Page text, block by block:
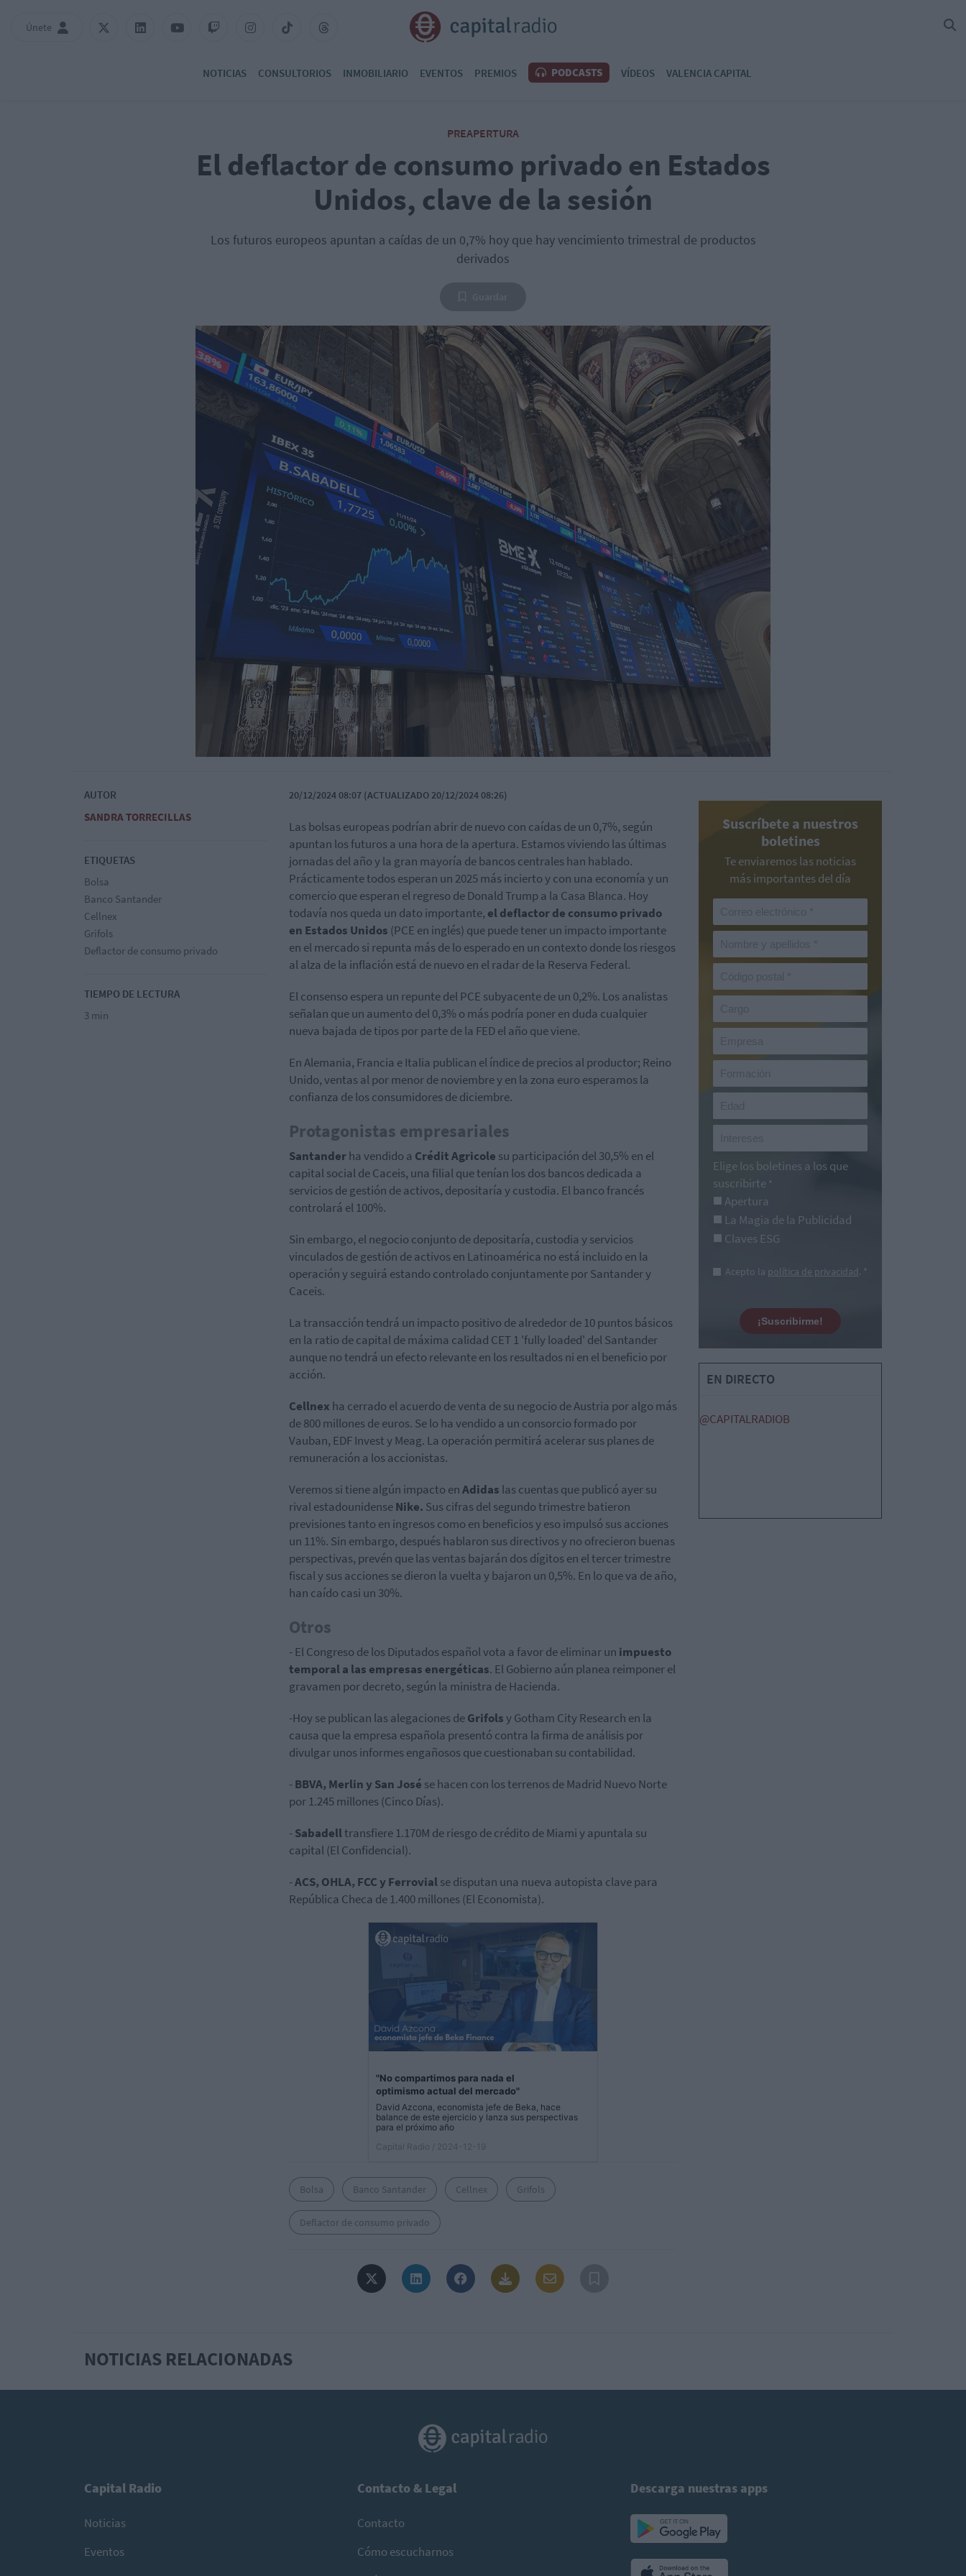
Únete
NOTICIAS CONSULTORIOS INMOBILIARIO EVENTOS PREMIOS PODCASTS VÍDEOS VALENCIA CAPITAL
PREAPERTURA
El deflactor de consumo privado en Estados
Unidos, clave de la sesión
Los futuros europeos apuntan a caídas de un 0,7% hoy que hay vencimiento trimestral de productos
derivados
AUTOR
SANDRA TORRECILLAS
ETIQUETAS
Bolsa
Banco Santander
Cellnex
Grifols
Deflactor de consumo privado
TIEMPO DE LECTURA
3 min
20/12/2024 08:07 (ACTUALIZADO 20/12/2024 08:26)
Las bolsas europeas podrían abrir de nuevo con caídas de un 0,7%, según
apuntan los futuros a una hora de la apertura. Estamos viviendo las últimas
jornadas del año y la gran mayoría de bancos centrales han hablado.
Prácticamente todos esperan un 2025 más incierto y con una economía y un
comercio que esperan el regreso de Donald Trump a la Casa Blanca. Hoy
todavía nos queda un dato importante, el deflactor de consumo privado
en Estados Unidos (PCE en inglés) que puede tener un impacto importante
en el mercado si repunta más de lo esperado en un contexto donde los riesgos
al alza de la inflación está de nuevo en el radar de la Reserva Federal.
El consenso espera un repunte del PCE subyacente de un 0,2%. Los analistas
señalan que un aumento del 0,3% o más podría poner en duda cualquier
nueva bajada de tipos por parte de la FED el año que viene.
En Alemania, Francia e Italia publican el índice de precios al productor; Reino
Unido, ventas al por menor de noviembre y en la zona euro esperamos la
confianza de los consumidores de diciembre.
Protagonistas empresariales
Santanderha vendido a Crédit Agricole su participación del 30,5% en el
capital social de Caceis, una filial que tenían los dos bancos dedicada a
servicios de gestión de activos, depositaría y custodia. El banco francés
controlará el 100%.
Sin embargo, el negocio conjunto de depositaría, custodia y servicios
vinculados de gestión de activos en Latinoamérica no está incluido en la
operación y seguirá estando controlado conjuntamente por Santander y
Caceis.
La transacción tendrá un impacto positivo de alrededor de 10 puntos básicos
en la ratio de capital de máxima calidad CET 1 'fully loaded' del Santander
aunque no tendrá un efecto relevante en los resultados ni en el beneficio por
acción.
Cellnex ha cerrado el acuerdo de venta de su negocio de Austria por algo más
de 800 millones de euros. Se lo ha vendido a un consorcio formado por
Vauban, EDF Invest y Meag. La operación permitirá acelerar sus planes de
remuneración a los accionistas.
Veremos si tiene algún impacto enAdidas las cuentas que publicó ayer su
rival estadounidenseNike. Sus cifras del segundo trimestre batieron
previsiones tanto en ingresos como en beneficios y eso impulsó sus acciones
un 11%. Sin embargo, después hablaron sus directivos y no ofrecieron buenas
perspectivas, prevén que las ventas bajarán dos dígitos en el tercer trimestre
fiscal y sus acciones se dieron la vuelta y bajaron un 0,5%. En lo que va de año,
han caído casi un 30%.
Otros
- El Congreso de los Diputados español vota a favor de eliminar un impuesto
temporal a las empresas energéticas. El Gobierno aún planea reimponer el
gravamen por decreto, según la ministra de Hacienda.
-Hoy se publican las alegaciones deGrifolsy Gotham City Research en la
causa que la empresa española presentó contra la firma de análisis por
divulgar unos informes engañosos que cuestionaban su contabilidad.
-BBVA, Merlin y San José se hacen con los terrenos de Madrid Nuevo Norte
por 1.245 millones (Cinco Días).
-Sabadelltransfiere 1.170M de riesgo de crédito de Miami y apuntala su
capital (El Confidencial).
-ACS, OHLA, FCC y Ferrovialse disputan una nueva autopista clave para
República Checa de 1.400 millones (El Economista).
"No compartimos para nada el
optimismo actual del mercado"
David Azcona, economista jefe de Beka, hace
balance de este ejercicio y lanza sus perspectivas
para el próximo año
Capital Radio
/ 2024-12-19
Bolsa Banco Santander Cellnex Grifols
Deflactor de consumo privado
Suscríbete a nuestros
boletines
Te enviaremos las noticias
más importantes del día
Elige los boletines a los que
suscribirte *
Apertura
La Magia de la Publicidad
Claves ESG
Acepto la política de privacidad. *
¡Suscribirme!
EN DIRECTO
@CAPITALRADIOB
NOTICIAS RELACIONADAS
Capital Radio
Noticias
Eventos
Contacto & Legal
Contacto
Cómo escucharnos
Descarga nuestras apps